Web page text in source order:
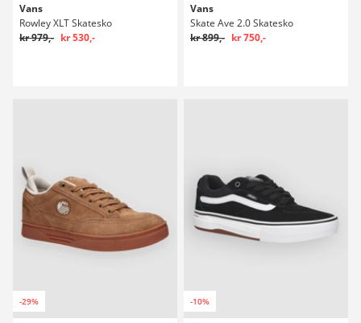
Vans
Rowley XLT Skatesko
kr 979,- kr 530,-
Vans
Skate Ave 2.0 Skatesko
kr 899,- kr 750,-
-29% -10%